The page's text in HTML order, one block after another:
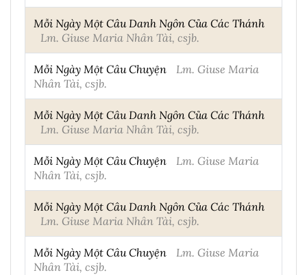
Mỗi Ngày Một Câu Danh Ngôn Của Các Thánh
Lm. Giuse Maria Nhân Tài, csjb.
Mỗi Ngày Một Câu Chuyện
Lm. Giuse Maria
Nhân Tài, csjb.
Mỗi Ngày Một Câu Danh Ngôn Của Các Thánh
Lm. Giuse Maria Nhân Tài, csjb.
Mỗi Ngày Một Câu Chuyện
Lm. Giuse Maria
Nhân Tài, csjb.
Mỗi Ngày Một Câu Danh Ngôn Của Các Thánh
Lm. Giuse Maria Nhân Tài, csjb.
Mỗi Ngày Một Câu Chuyện
Lm. Giuse Maria
Nhân Tài, csjb.